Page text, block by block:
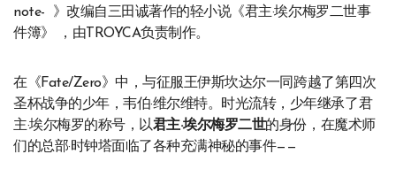
note- 》改编自三田诚著作的轻小说《君主·埃尔梅罗二世事
件簿》 ，由TROYCA负责制作。
在《Fate/Zero》中，与征服王伊斯坎达尔一同跨越了第四次
圣杯战争的少年，韦伯·维尔维特。时光流转，少年继承了君
主·埃尔梅罗的称号，以君主·埃尔梅罗二世的身份，在魔术师
们的总部·时钟塔面临了各种充满神秘的事件——